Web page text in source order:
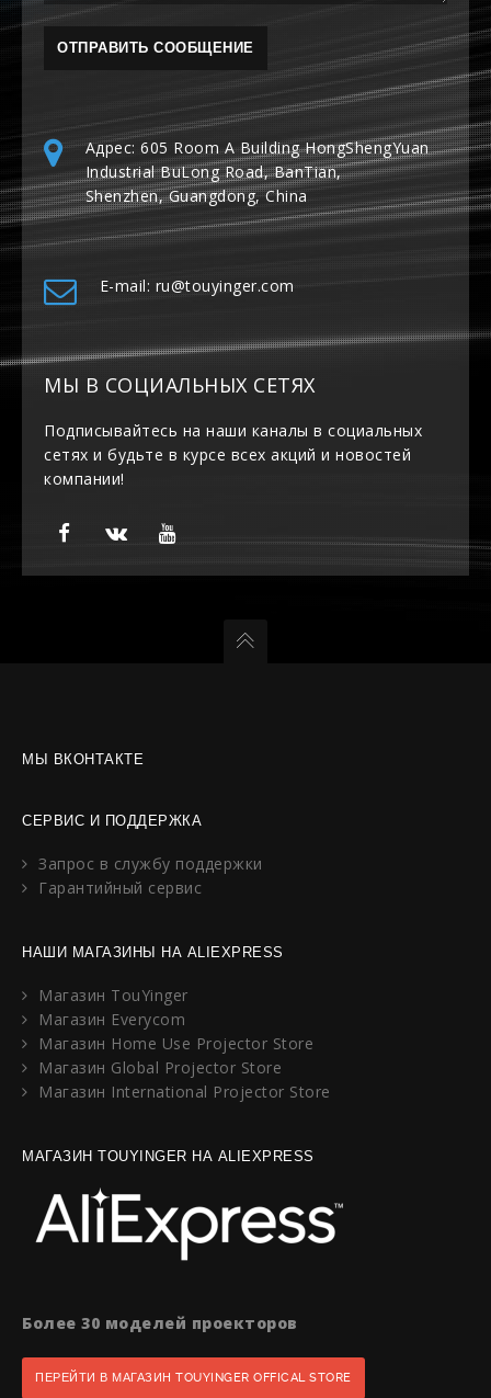
Адрес: 605 Room A Building HongShengYuan
Industrial BuLong Road, BanTian,
Shenzhen, Guangdong, China
E-mail: ru@touyinger.com
МЫ В СОЦИАЛЬНЫХ СЕТЯХ
Подписывайтесь на наши каналы в социальных
сетях и будьте в курсе всех акций и новостей
компании!
МЫ ВКОНТАКТЕ
СЕРВИС И ПОДДЕРЖКА
Запрос в службу поддержки
Гарантийный сервис
НАШИ МАГАЗИНЫ НА ALIEXPRESS
Магазин TouYinger
Магазин Everycom
Магазин Home Use Projector Store
Магазин Global Projector Store
Магазин International Projector Store
МАГАЗИН TOUYINGER НА ALIEXPRESS
Более 30 моделей проекторов
ПЕРЕЙТИ В МАГАЗИН TOUYINGER OFFICAL STORE